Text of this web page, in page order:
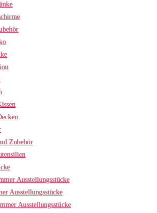
Zubehör
Ausstellungsstücke
Ausstellungsstücke
Ausstellungsstücke